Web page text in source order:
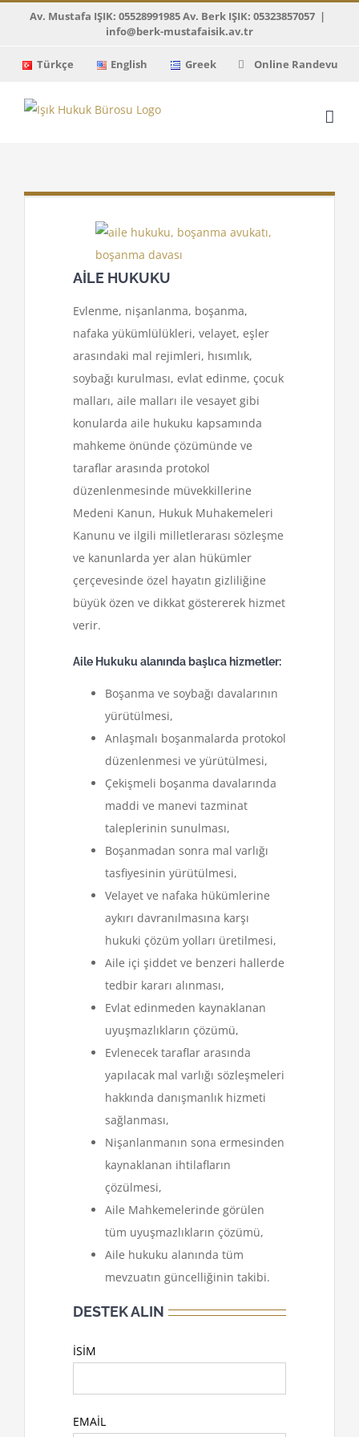
Av. Mustafa IŞIK: 05528991985 Av. Berk IŞIK: 05323857057 |
info@berk-mustafaisik.av.tr
Türkçe English Greek Online Randevu
AİLE HUKUKU
Evlenme, nişanlanma, boşanma,
nafaka yükümlülükleri, velayet, eşler
arasındaki mal rejimleri, hısımlık,
soybağı kurulması, evlat edinme, çocuk
malları, aile malları ile vesayet gibi
konularda aile hukuku kapsamında
mahkeme önünde çözümünde ve
taraflar arasında protokol
düzenlenmesinde müvekkillerine
Medeni Kanun, Hukuk Muhakemeleri
Kanunu ve ilgili milletlerarası sözleşme
ve kanunlarda yer alan hükümler
çerçevesinde özel hayatın gizliliğine
büyük özen ve dikkat göstererek hizmet
verir.
Aile Hukuku alanında başlıca hizmetler:
Boşanma ve soybağı davalarının
yürütülmesi,
Anlaşmalı boşanmalarda protokol
düzenlenmesi ve yürütülmesi,
Çekişmeli boşanma davalarında
maddi ve manevi tazminat
taleplerinin sunulması,
Boşanmadan sonra mal varlığı
tasfiyesinin yürütülmesi,
Velayet ve nafaka hükümlerine
aykırı davranılmasına karşı
hukuki çözüm yolları üretilmesi,
Aile içi şiddet ve benzeri hallerde
tedbir kararı alınması,
Evlat edinmeden kaynaklanan
uyuşmazlıkların çözümü,
Evlenecek taraflar arasında
yapılacak mal varlığı sözleşmeleri
hakkında danışmanlık hizmeti
sağlanması,
Nişanlanmanın sona ermesinden
kaynaklanan ihtilafların
çözülmesi,
Aile Mahkemelerinde görülen
tüm uyuşmazlıkların çözümü,
Aile hukuku alanında tüm
mevzuatın güncelliğinin takibi.
DESTEK ALIN
İSİM
EMAİL